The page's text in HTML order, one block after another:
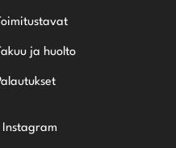
ja huolto
Instagram